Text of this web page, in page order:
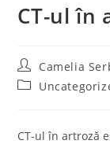
CT-ul în
Post
author:
Camelia
Post
CT-ul în artroză